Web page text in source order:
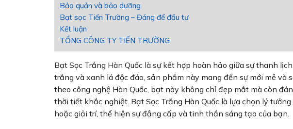
Bảo quản và bảo dưỡng
Bạt sọc Tiến Trường – Đáng để đầu tư
Kết luận
TỔNG CÔNG TY TIẾN TRƯỜNG
Bạt Sọc Trắng Hàn Quốc là sự kết hợp hoàn hảo giữa sự thanh
trắng và xanh lá độc đáo, sản phẩm này mang đến sự mới mẻ và
theo công nghệ Hàn Quốc, bạt này không chỉ đẹp mắt mà còn
thời tiết khắc nghiệt. Bạt Sọc Trắng Hàn Quốc là lựa chọn lý
hoặc giải trí, thể hiện sự đẳng cấp và tinh thần sáng tạo của bạn.